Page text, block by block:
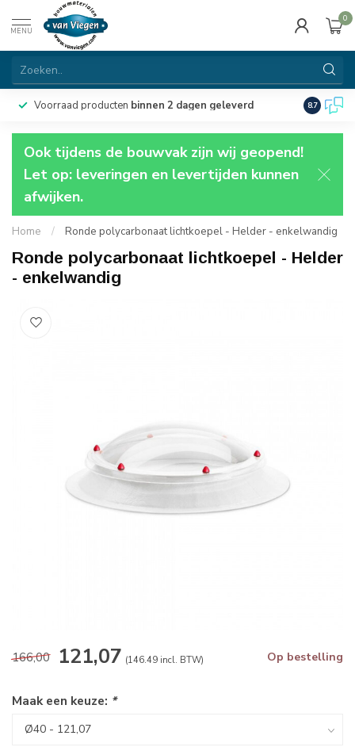
MENU
0
Voorraad producten binnen 2 dagen geleverd 8.7
Ook tijdens de bouwvak zijn wij geopend!
Let op: leveringen en levertijden kunnen
afwijken.
Home / Ronde polycarbonaat lichtkoepel - Helder - enkelwandig
Ronde polycarbonaat lichtkoepel - Helder
- enkelwandig
166,00 121,07 (146.49 incl. BTW) Op bestelling
Maak een keuze: *